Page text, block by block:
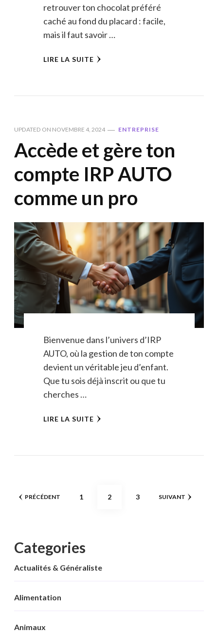
retrouver ton chocolat préféré
caché au fond du placard : facile,
mais il faut savoir …
LIRE LA SUITE
UPDATED ON NOVEMBRE 4, 2024 ENTREPRISE
Accède et gère ton
compte IRP AUTO
comme un pro
Bienvenue dans l’univers d’IRP
AUTO, où la gestion de ton compte
devient un véritable jeu d’enfant.
Que tu sois déjà inscrit ou que tu
cherches …
LIRE LA SUITE
Pagination
PRÉCÉDENT PAGE
1 PAGE
2 PAGE
3 SUIVANT
Categories
Actualités & Généraliste
Alimentation
Animaux